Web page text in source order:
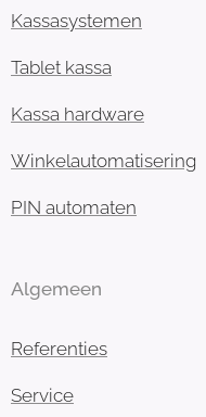
Kassasystemen
Tablet kassa
Kassa hardware
Winkelautomatisering
PIN automaten
Algemeen
Referenties
Service